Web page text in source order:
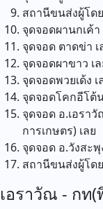
สถานีขนส่งผู้โด
จุดจอดผานกเค้า
จุดจอด ตาดข่า
จุดจอดผาขาว เ
จุดจอดพวยเด้ง เ
จุดจอดโคกอีโต้
จุดจอด อ.เอรา
การเกษตร) เลย
จุดจอด อ.วังสะพุ
สถานีขนส่งผู้โด
เอราวัณ - กท(